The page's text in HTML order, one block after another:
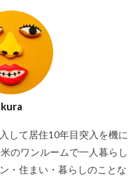
kura
して居住10年目突入を機に
のワンルームで一人暮らし
・住まい・暮らしのことな